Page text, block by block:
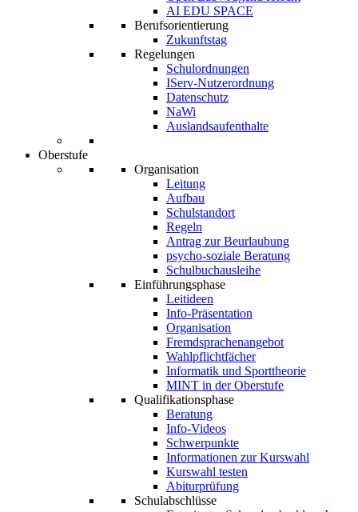
AI EDU SPACE
Berufsorientierung
Zukunftstag
Regelungen
Schulordnungen
IServ-Nutzerordnung
Datenschutz
NaWi
Auslandsaufenthalte
Oberstufe
Organisation
Leitung
Aufbau
Schulstandort
Regeln
Antrag zur Beurlaubung
psycho-soziale Beratung
Schulbuchausleihe
Einführungsphase
Leitideen
Info-Präsentation
Organisation
Fremdsprachenangebot
Wahlpflichtfächer
Informatik und Sporttheorie
MINT in der Oberstufe
Qualifikationsphase
Beratung
Info-Videos
Schwerpunkte
Informationen zur Kurswahl
Kurswahl testen
Abiturprüfung
Schulabschlüsse